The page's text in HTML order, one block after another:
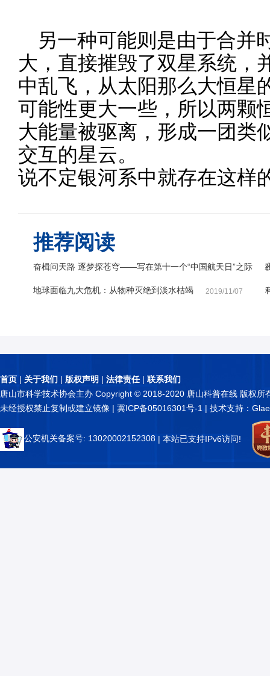
另一种可能则是由于合并
大，直接摧毁了双星系统，
中乱飞，从太阳那么大恒星
可能性更大一些，所以两颗
大能量被驱离，形成一团类
交互的星云。
说不定银河系中就存在这样
推荐阅读
奋楫问天路 逐梦探苍穹——写在第十一个“中国航天日”之际
地球面临九大危机：从物种灭绝到淡水枯竭 2019/11/07
首页 | 关于我们 | 版权声明 | 法律责任| 联系我们
唐山市科学技术协会主办 Copyright © 2018-2020 唐山科普在线 版权所
未经授权禁止复制或建立镜像 | 冀ICP备05016301号-1 | 技术支持：
公安机关备案号: 13020002152308 | 本站已支持IPv6访问!